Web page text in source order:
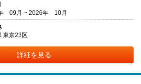
09月 ~ 2026年 10月
東京23区
詳細を見る